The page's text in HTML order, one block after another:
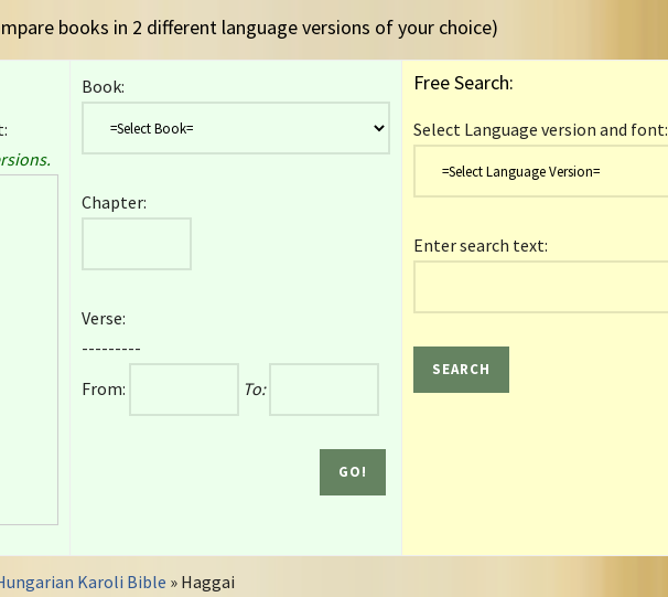
books in 2 different language versions of your choice)
Book:
Chapter:
Verse:
---------
From:
To:
Free Search:
Select Language version and font:
Enter search text:
Karoli Bible » Haggai